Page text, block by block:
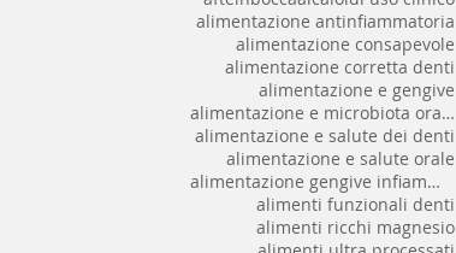
alimentazione antinfiammatoria
alimentazione consapevole
alimentazione corretta denti
alimentazione e gengive
alimentazione e microbiota orale
alimentazione e salute dei denti
alimentazione e salute orale
alimentazione gengive infiammate
alimenti funzionali denti
alimenti ricchi magnesio